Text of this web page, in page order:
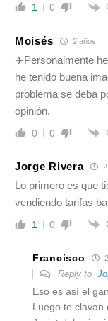
1 0
Moisés 2 años
✈️Personalmente
he tenido buena
problema se deba
opinión.
0 0
Jorge Rivera
Lo primero es que
vendiendo tarifas
1 0
Francisco
Reply to
Eso es así el
Luego te clavan